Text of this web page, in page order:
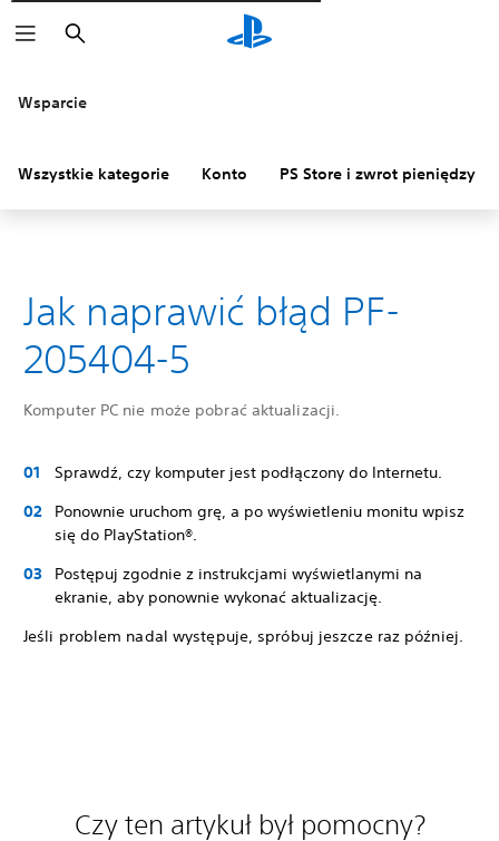
Wyszukaj
Wsparcie
Wszystkie kategorie Konto PS Store i zwrot pieniędzy
Jak naprawić błąd PF-
205404-5
Komputer PC nie może pobrać aktualizacji.
Sprawdź, czy komputer jest podłączony do Internetu.
Ponownie uruchom grę, a po wyświetleniu monitu wpisz
się do PlayStation®.
Postępuj zgodnie z instrukcjami wyświetlanymi na
ekranie, aby ponownie wykonać aktualizację.
Jeśli problem nadal występuje, spróbuj jeszcze raz później.
Czy ten artykuł był pomocny?